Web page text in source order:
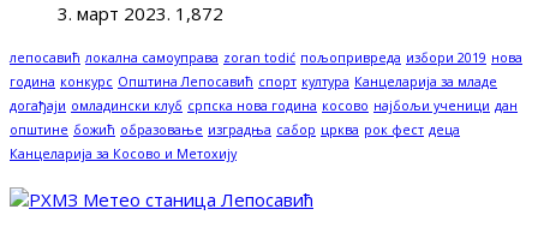
3. март 2023. 1,872
лепосавић локална самоуправа zoran todić пољопривреда избори 2019 нова
година конкурс Општина Лепосавић спорт култура Канцеларија за младе
догађаји омладински клуб српска нова година косово најбољи ученици дан
општине божић образовање изградња сабор црква рок фест деца
Канцеларија за Косово и Метохију